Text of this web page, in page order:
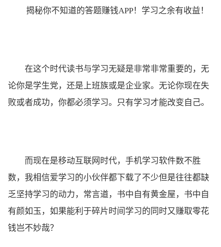
揭秘你不知道的答题赚钱APP！学习之余有收益！
在这个时代读书与学习无疑是非常非常重要的，无
论你是学生党，还是上班族或是企业家。无论你现在失
败或者成功，你都必须学习。只有学习才能改变自己。
而现在是移动互联网时代，手机学习软件数不胜
数，我相信爱学习的小伙伴都下载了不少但是往往都缺
乏坚持学习的动力，常言道，书中自有黄金屋，书中自
有颜如玉，如果能利于碎片时间学习的同时又赚取零花
钱岂不妙哉？